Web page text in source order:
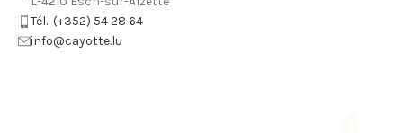
Tél.: (+352) 54 28 64
info@cayotte.lu